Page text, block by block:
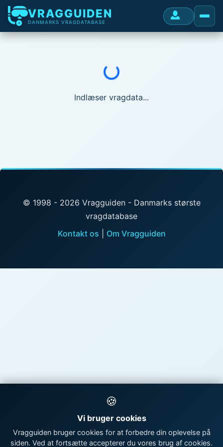
VRAGGUIDEN
DANMARKS VRAGDATABASE
Indlæser...
Indlæser vragdata...
© 1998 - 2026 Vragguiden - Danmarks største
vragdatabase
Kontakt os
Om Vragguiden
🍪
Vi bruger cookies
Vragguiden bruger cookies for at forbedre din oplevelse på
siden. Ved at fortsætte accepterer du vores brug af cookies.